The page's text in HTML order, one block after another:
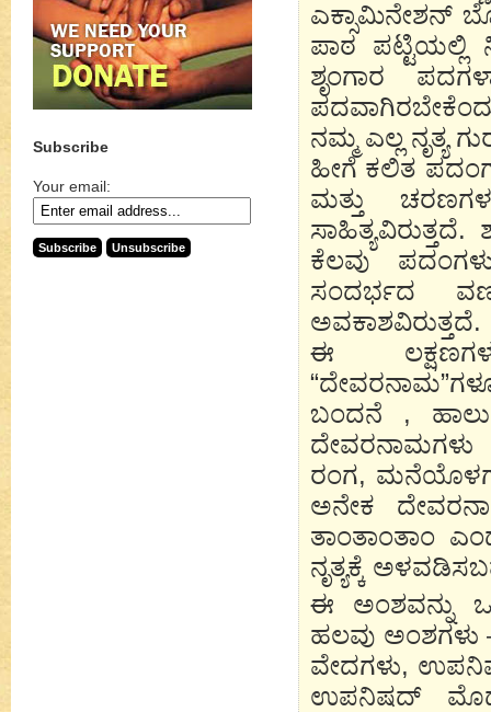
Subscribe
Your email:
ಎಕ್ಸಾಮಿನೇಶನ್
ಪಾಠ
ಶೃಂಗಾರ
ನಮ್ಮ ಎಲ್ಲ ನೃತ್ಯ
ಹೀಗೆ ಕಲಿತ
ಮತ್ತು
ಕೆಲವು
ಸಂದರ್ಭದ
ಅವಕಾಶವಿರುತ್ತದೆ.
ಈ
ಬಂದನೆ ,
ರಂಗ,
ಅನೇಕ
ತಾಂತಾಂತಾಂ
ನೃತ್ಯಕ್ಕೆ
ಈ ಅಂಶವನ್ನು
ಹಲವು ಅಂಶಗಳು
ವೇದಗಳು,
ಉಪನಿಷದ್